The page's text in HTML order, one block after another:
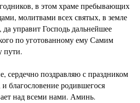
в этом храме пребывающих
молитвами всех святых, в земле
управит Господь дальнейшее
по уготованному ему Самим
пути.
сердечно поздравляю с праздником
благословение родившегося
над всеми нами. Аминь.